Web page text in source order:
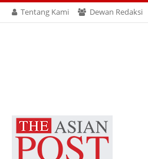
Tentang Kami Dewan Redaksi